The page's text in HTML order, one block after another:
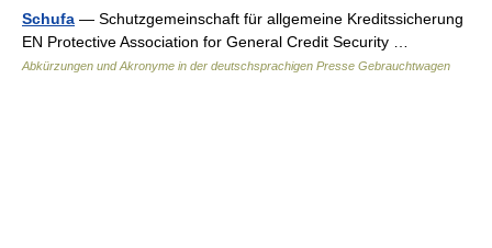
Schufa — Schutzgemeinschaft für allgemeine Kreditssicherung
EN Protective Association for General Credit Security …
Abkürzungen und Akronyme in der deutschsprachigen Presse Gebrauchtwagen